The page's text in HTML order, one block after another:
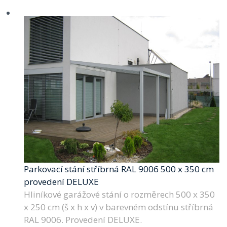
Parkovací stání stříbrná RAL 9006 500 x 350 cm
provedení DELUXE
Hliníkové garážové stání o rozměrech 500 x 350
x 250 cm (š x h x v) v barevném odstínu stříbrná
RAL 9006. Provedení DELUXE.